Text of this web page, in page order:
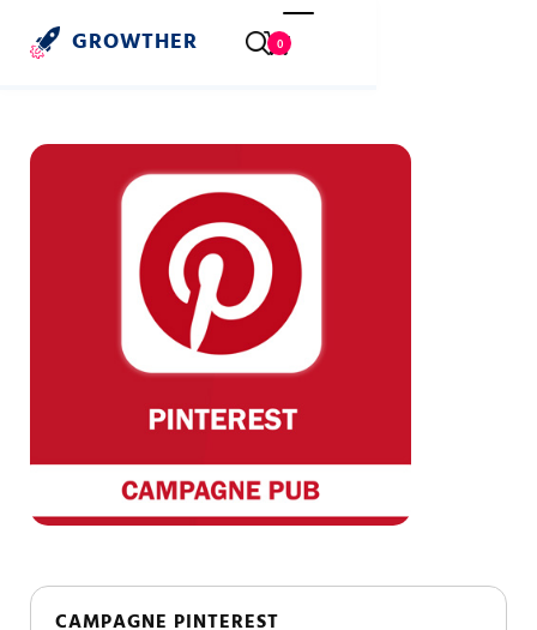
GROWTHER 0
CAMPAGNE PINTEREST